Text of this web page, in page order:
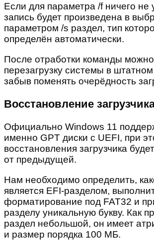
Если для параметра /f ничего не
запись будет произведена в
параметром /s раздел, тип
определён автоматически.
После отработки команды
перезагрузку системы в
забыв поменять очерёдность
Восстановление
Официально Windows 11
именно GPT диски с UEFI, при
восстановления загрузчика
от предыдущей.
Нам необходимо определить,
является EFI-разделом,
форматирование под FAT32 и
разделу уникальную букву. Как
раздел небольшой, он имеет
и размер порядка 100 МБ.